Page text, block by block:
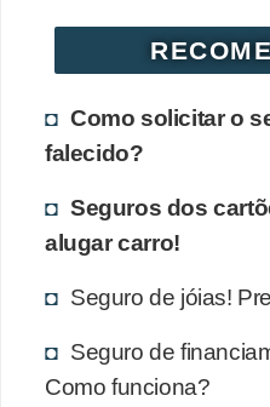
Como solicitar o
falecido?
Seguros dos
alugar carro!
Seguro de jóias!
Seguro de
Como funciona?